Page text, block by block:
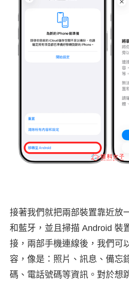
接著我們就把兩部裝置靠近放
和藍牙，並且掃描 Android 裝
接，兩部手機連線後，我們可
容，像是：照片、訊息、備忘
碼、電話號碼等資訊。對於想